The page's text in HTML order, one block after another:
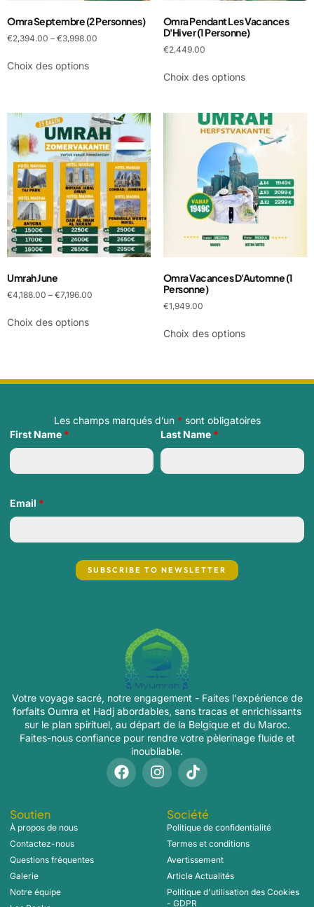
Omra Septembre (2 Personnes)
€2,394.00 – €3,998.00
Choix des options
Omra Pendant Les Vacances
D'Hiver (1 Personne)
€2,449.00
Choix des options
Umrah June
€4,188.00 – €7,196.00
Choix des options
Omra Vacances D'Automne (1
Personne)
€1,949.00
Choix des options
Les champs marqués d’un * sont obligatoires
First Name * Last Name *
Email *
Votre voyage sacré, notre engagement - Faites l'expérience de
forfaits Oumra et Hadj abordables, sans tracas et enrichissants
sur le plan spirituel, au départ de la Belgique et du Maroc.
Faites-nous confiance pour rendre votre pèlerinage fluide et
inoubliable.
Soutien
À propos de nous
Contactez-nous
Questions fréquentes
Galerie
Notre équipe
Société
Politique de confidentialité
Termes et conditions
Avertissement
Article Actualités
Politique d'utilisation des Cookies
- GDPR